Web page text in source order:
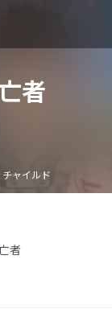
者
ャイルド
者